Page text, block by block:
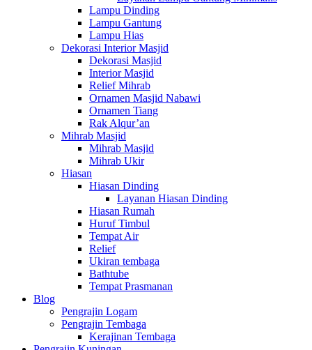
Lampu Dinding
Lampu Gantung
Lampu Hias
Dekorasi Interior Masjid
Dekorasi Masjid
Interior Masjid
Relief Mihrab
Ornamen Masjid Nabawi
Ornamen Tiang
Rak Alqur’an
Mihrab Masjid
Mihrab Masjid
Mihrab Ukir
Hiasan
Hiasan Dinding
Layanan Hiasan Dinding
Hiasan Rumah
Huruf Timbul
Tempat Air
Relief
Ukiran tembaga
Bathtube
Tempat Prasmanan
Blog
Pengrajin Logam
Pengrajin Tembaga
Kerajinan Tembaga